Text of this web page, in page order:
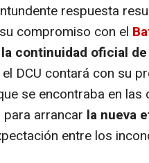
respuesta
compromiso con el
continuidad oficial de
DCU contará con su
se encontraba en
para arrancar la nueva
entre los